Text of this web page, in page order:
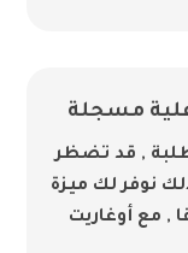
مسجلة
, قد تضظر
نوفر لك ميزة
, مع أوغاريت